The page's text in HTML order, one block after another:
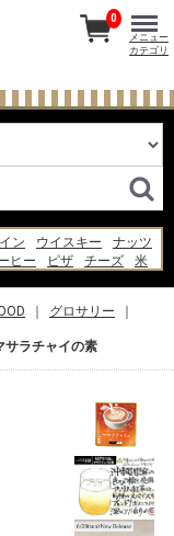
ン ウイスキー
ナッツ
ヒー ピザ チーズ
米
0
メニュー
カテゴリ
グロサリー
ラチャイの素